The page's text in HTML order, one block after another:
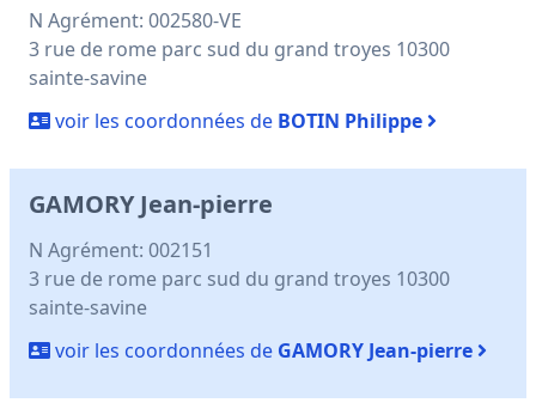
N Agrément: 002580-VE
3 rue de rome parc sud du grand troyes 10300
sainte-savine
voir les coordonnées de BOTIN Philippe
GAMORY Jean-pierre
N Agrément: 002151
3 rue de rome parc sud du grand troyes 10300
sainte-savine
voir les coordonnées de GAMORY Jean-pierre